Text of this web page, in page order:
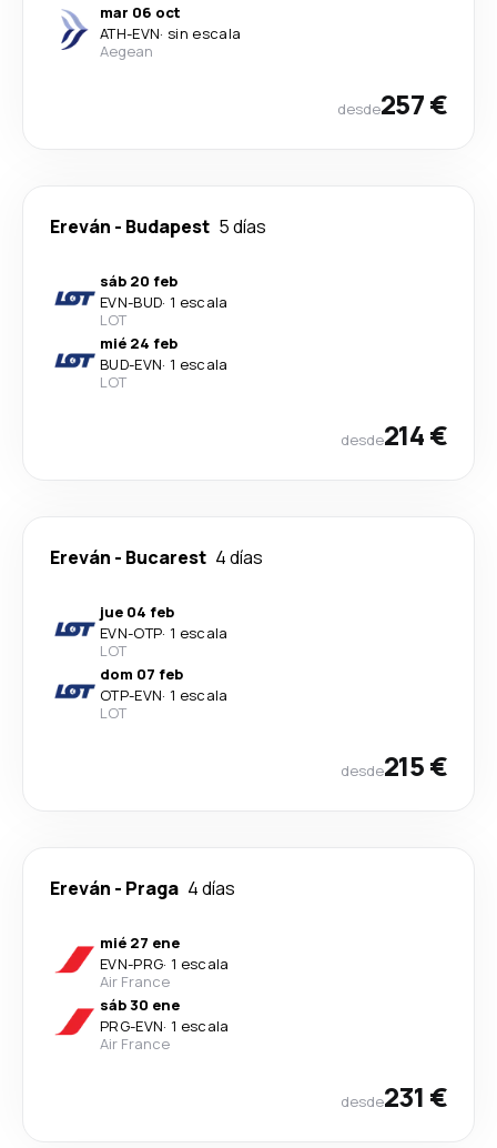
mar 06 oct
ATH-EVN· sin escala
Aegean
desde257 €
Ereván - Budapest 5 días
sáb 20 feb
EVN-BUD· 1 escala
LOT
mié 24 feb
BUD-EVN· 1 escala
LOT
desde214 €
Ereván - Bucarest 4 días
jue 04 feb
EVN-OTP· 1 escala
LOT
dom 07 feb
OTP-EVN· 1 escala
LOT
desde215 €
Ereván - Praga 4 días
mié 27 ene
EVN-PRG· 1 escala
Air France
sáb 30 ene
PRG-EVN· 1 escala
Air France
desde231 €